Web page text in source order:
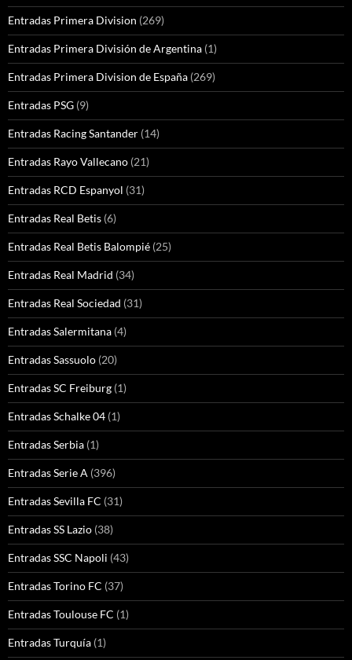
Entradas Primera Division (269)
Entradas Primera División de Argentina (1)
Entradas Primera Division de España (269)
Entradas PSG (9)
Entradas Racing Santander (14)
Entradas Rayo Vallecano (21)
Entradas RCD Espanyol (31)
Entradas Real Betis (6)
Entradas Real Betis Balompié (25)
Entradas Real Madrid (34)
Entradas Real Sociedad (31)
Entradas Salermitana (4)
Entradas Sassuolo (20)
Entradas SC Freiburg (1)
Entradas Schalke 04 (1)
Entradas Serbia (1)
Entradas Serie A (396)
Entradas Sevilla FC (31)
Entradas SS Lazio (38)
Entradas SSC Napoli (43)
Entradas Torino FC (37)
Entradas Toulouse FC (1)
Entradas Turquía (1)